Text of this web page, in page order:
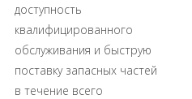
доступность
квалифицированного
обслуживания и быструю
поставку запасных частей
в течение всего